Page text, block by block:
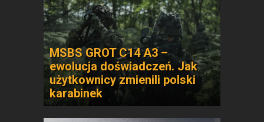
MSBS GROT C14 A3 –
ewolucja doświadczeń. Jak
użytkownicy zmienili polski
karabinek